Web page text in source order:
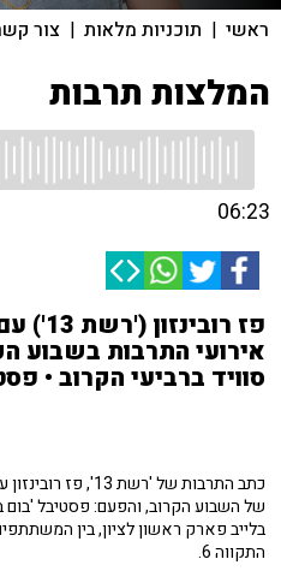
ראשי | תוכניות מלאות | צור
המלצות תרבות
06:23
פז
אירועי התרבות בשבוע
סוויד ברביעי הקרוב •
כתב התרבות של 'רשת
של השבוע הקרוב, והפעם: פסטיבל
בלייב פארק ראשון לציון, בין
התקווה 6.